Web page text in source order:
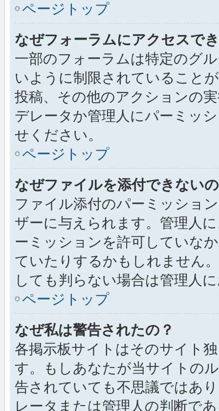
ページトップ
なぜフォーラムにアクセスで
一部のフォーラムは特定のグ
いように制限されていること
投稿、その他のアクションの
デレータか管理人にパーミッ
せください。
ページトップ
なぜファイルを添付できない
ファイル添付のパーミッショ
ザーに与えられます。管理人
ーミッションを許可していな
ていたりするかもしれません
しても判らない場合は管理人
ページトップ
なぜ私は警告されたの？
各掲示板サイトはそのサイト
す。もしあなたが当サイトの
告されていても不思議ではあ
レータまたは管理人の判断で